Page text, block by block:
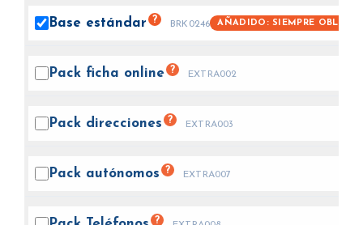
Base estándar ? BRK0246 AÑADIDO: SIEMPRE
Pack ficha online ? EXTRA002
Pack direcciones ? EXTRA003
Pack autónomos ? EXTRA007
?